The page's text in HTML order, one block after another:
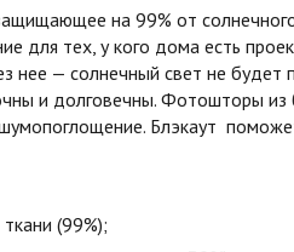
на 99% от
для тех, у кого дома есть
нее — солнечный свет не
и долговечны. Фотошторы
Блэкаут
(99%);